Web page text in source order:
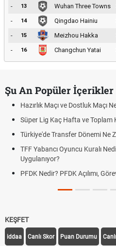
-
13 Wuhan Three Towns
-
14 Qingdao Hainiu
-
15 Meizhou Hakka
-
16 Changchun Yatai
Şu An Popüler İçerikler
Hazırlık Maçı ve Dostluk Maçı
Süper Lig Kaç Hafta ve Toplam
Türkiye'de Transfer Dönemi Ne
TFF Yabancı Oyuncu Kuralı
Uygulanıyor?
PFDK Nedir? PFDK Açılımı,
KEŞFET
iddaa Canlı Skor Puan Durumu